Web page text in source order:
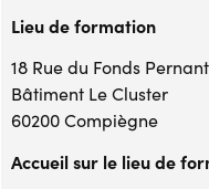
Lieu de formation
18 Rue du Fonds Pernant
Bâtiment Le Cluster
60200 Compiègne
Accueil sur le lieu de